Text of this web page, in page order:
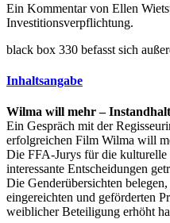
Ein Kommentar von Ellen
Investitionsverpflichtung.
black box 330 befasst sich
Inhaltsangabe
Wilma will mehr –
Ein Gespräch mit der
erfolgreichen Film Wilma will
Die FFA-Jurys für die kulturelle
interessante Entscheidungen
Die Genderübersichten
eingereichten und geförderten
weiblicher Beteiligung erhöht